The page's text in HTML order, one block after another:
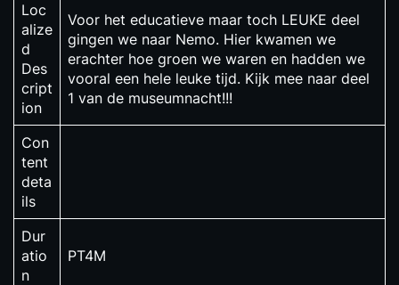
Loc
alize
d
Des
cript
ion
Voor het educatieve maar toch LEUKE deel
gingen we naar Nemo. Hier kwamen we
erachter hoe groen we waren en hadden we
vooral een hele leuke tijd. Kijk mee naar deel
1 van de museumnacht!!!
Con
tent
deta
ils
Dur
atio
n
PT4M